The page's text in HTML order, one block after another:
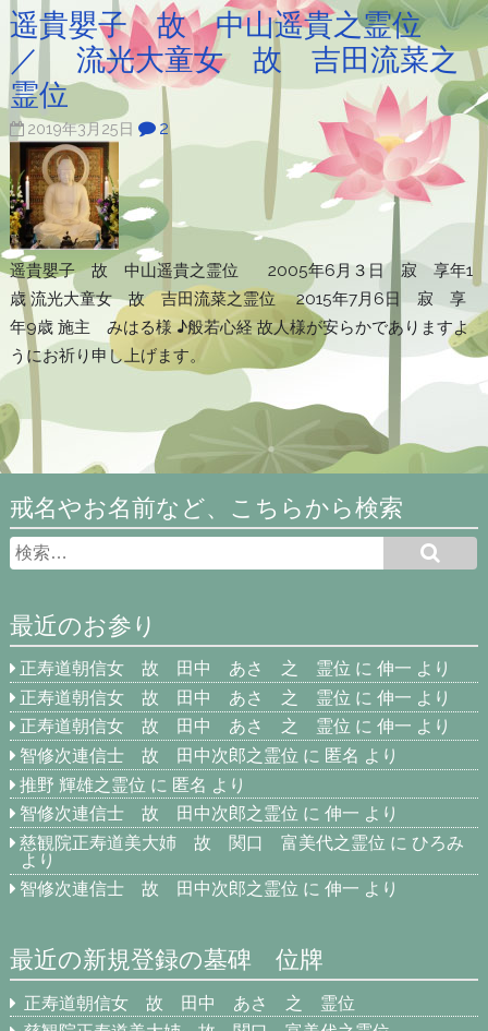
遥貴嬰子 故 中山遥貴之霊位
／ 流光大童女 故 吉田流菜之
霊位
2019年3月25日 2
遥貴嬰子 故 中山遥貴之霊位 2005年6月３日 寂 享年1
歳 流光大童女 故 吉田流菜之霊位 2015年7月6日 寂 享
年9歳 施主 みはる様 ♪般若心経 故人様が安らかでありますよ
うにお祈り申し上げます。
戒名やお名前など、こちらから検索
最近のお参り
正寿道朝信女 故 田中 あさ 之 霊位 に伸一 より
正寿道朝信女 故 田中 あさ 之 霊位 に伸一 より
正寿道朝信女 故 田中 あさ 之 霊位 に伸一 より
智修次連信士 故 田中次郎之霊位 に 匿名 より
推野 輝雄之霊位 に 匿名 より
智修次連信士 故 田中次郎之霊位 に伸一 より
慈観院正寿道美大姉 故 関口 富美代之霊位 に ひろみ
より
智修次連信士 故 田中次郎之霊位 に伸一 より
最近の新規登録の墓碑 位牌
正寿道朝信女 故 田中 あさ 之 霊位